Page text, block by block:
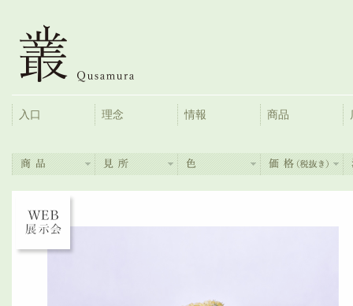
入口 理念 情報 商品